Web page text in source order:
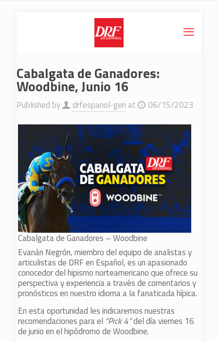
Cabalgata de Ganadores:
Woodbine, Junio 16
Published by drfespanol-gen at 06/15/2023
Cabalgata de Ganadores – Woodbine
Evanán Negrón, miembro del equipo de analistas y
articulistas de DRF en Español, es un apasionado
conocedor del hipismo norteamericano que ofrece su
perspectiva y experiencia a través de comentarios y
pronósticos en nuestro idioma a la fanaticada hípica.
En esta oportunidad les indicaremos nuestras
recomendaciones para el “Pick 4”del día viernes 16
de junio en el hipódromo de Woodbine.